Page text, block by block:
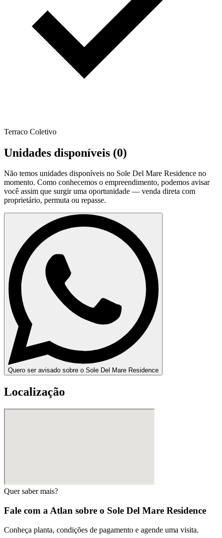
Terraco Coletivo
Unidades disponíveis (0)
Não temos unidades disponíveis no Sole Del Mare Residence no
momento. Como conhecemos o empreendimento, podemos avisar
você assim que surgir uma oportunidade — venda direta com
proprietário, permuta ou repasse.
Quero ser avisado sobre o Sole Del Mare Residence
Localização
Quer saber mais?
Fale com a Atlan sobre o Sole Del Mare Residence
Conheça planta, condições de pagamento e agende uma visita.